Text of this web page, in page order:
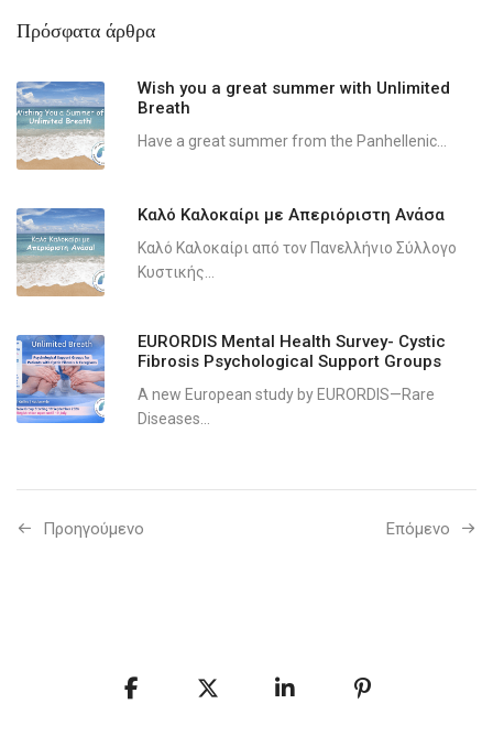
Πρόσφατα άρθρα
Wish you a great summer with Unlimited
Breath
Have a great summer from the Panhellenic...
Καλό Καλοκαίρι με Απεριόριστη Ανάσα
Καλό Καλοκαίρι από τον Πανελλήνιο Σύλλογο
Κυστικής...
EURORDIS Mental Health Survey- Cystic
Fibrosis Psychological Support Groups
A new European study by EURORDIS—Rare
Diseases...
Προηγούμενo Επόμενο